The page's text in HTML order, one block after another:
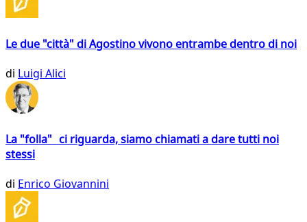
Le due "città" di Agostino vivono entrambe dentro di noi
di Luigi Alici
La "folla" ci riguarda, siamo chiamati a dare tutti noi
stessi
di Enrico Giovannini